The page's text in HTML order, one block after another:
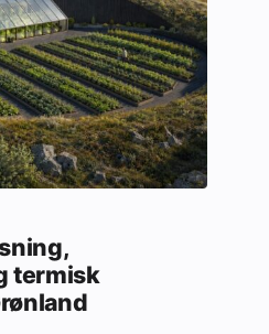
termisk